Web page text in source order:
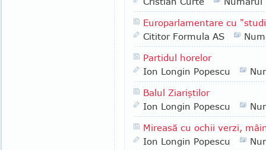
Europarlamentare cu
Cititor Formula AS
Partidul horelor
Ion Longin Popescu
Balul Ziariştilor
Ion Longin Popescu
Mireasă cu ochii verzi,
Ion Longin Popescu